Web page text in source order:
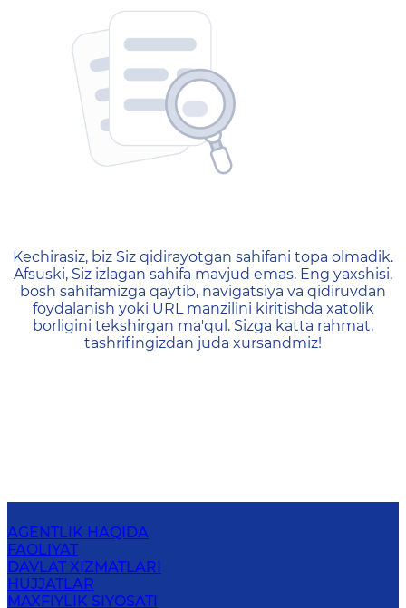
404 — Страница не
Kechirasiz, biz Siz qidirayotgan sahifani topa olmadik.
Afsuski, Siz izlagan sahifa mavjud emas. Eng yaxshisi,
bosh sahifamizga qaytib, navigatsiya va qidiruvdan
foydalanish yoki URL manzilini kiritishda xatolik
borligini tekshirgan ma'qul. Sizga katta rahmat,
tashrifingizdan juda xursandmiz!
AGENTLIK HAQIDA
FAOLIYAT
DAVLAT XIZMATLARI
HUJJATLAR
MAXFIYLIK SIYOSATI